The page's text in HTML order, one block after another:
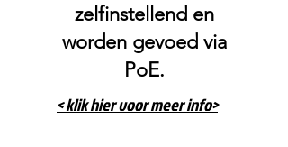
zelfinstellend en
worden gevoed via
PoE.
< klik hier voor meer info>